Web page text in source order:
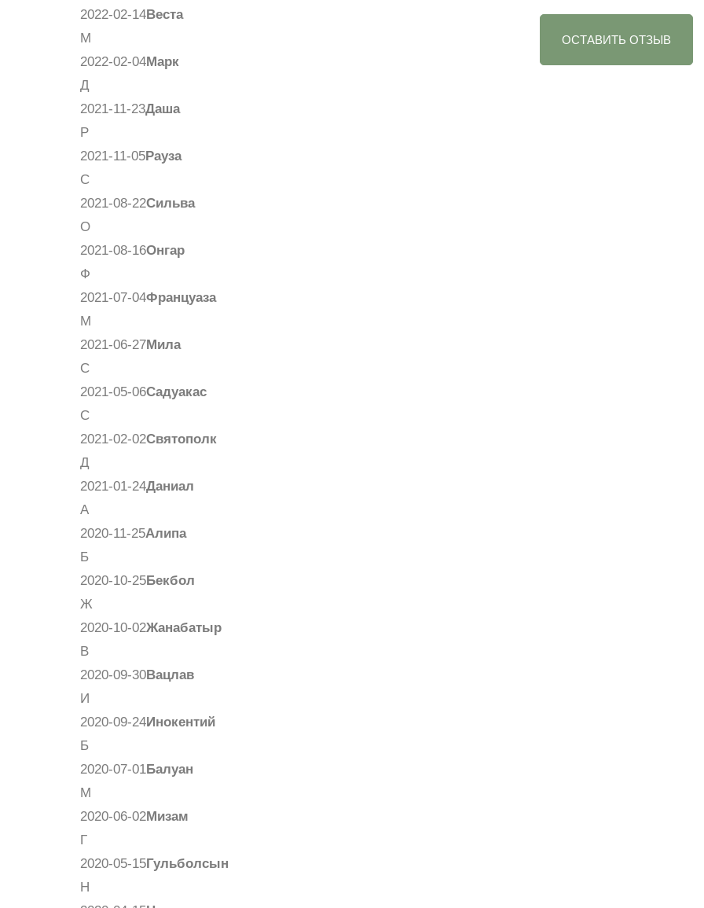
2022-02-14Веста
М
2022-02-04Марк
Д
2021-11-23Даша
Р
2021-11-05Рауза
С
2021-08-22Сильва
О
2021-08-16Онгар
Ф
2021-07-04Француаза
М
2021-06-27Мила
С
2021-05-06Садуакас
С
2021-02-02Святополк
Д
2021-01-24Даниал
А
2020-11-25Алипа
Б
2020-10-25Бекбол
Ж
2020-10-02Жанабатыр
В
2020-09-30Вацлав
И
2020-09-24Инокентий
Б
2020-07-01Балуан
М
2020-06-02Мизам
Г
2020-05-15Гульболсын
Н
ОСТАВИТЬ ОТЗЫВ